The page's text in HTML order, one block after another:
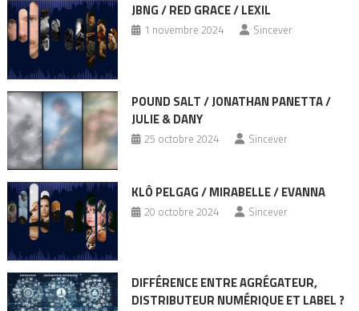
JBNG / RED GRACE / LEXIL
1 novembre 2024 Sincever
POUND SALT / JONATHAN PANETTA /
JULIE & DANY
25 octobre 2024 Sincever
KLÔ PELGAG / MIRABELLE / EVANNA
20 octobre 2024 Sincever
DIFFÉRENCE ENTRE AGRÉGATEUR,
DISTRIBUTEUR NUMÉRIQUE ET LABEL ?